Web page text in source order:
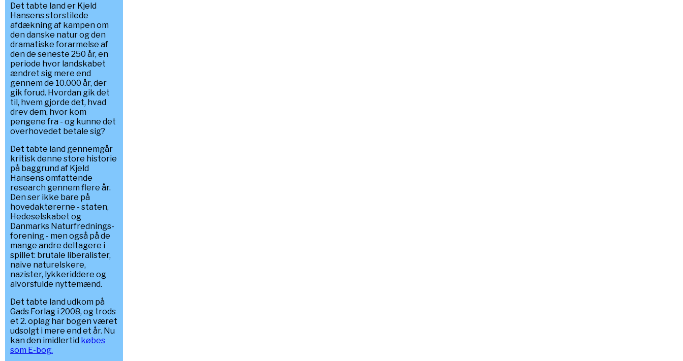
Det tabte land er Kjeld
Hansens storstilede
afdækning af kampen om
den danske natur og den
dramatiske forarmelse af
den de seneste 250 år, en
periode hvor landskabet
ændret sig mere end
gennem de 10.000 år, der
gik forud. Hvordan gik det
til, hvem gjorde det, hvad
drev dem, hvor kom
pengene fra - og kunne det
overhovedet betale sig?
Det tabte land gennemgår
kritisk denne store historie
på baggrund af Kjeld
Hansens omfattende
research gennem flere år.
Den ser ikke bare på
hovedaktørerne - staten,
Hedeselskabet og
Danmarks Naturfrednings-
forening - men også på de
mange andre deltagere i
spillet: brutale liberalister,
naive naturelskere,
nazister, lykkeriddere og
alvorsfulde nyttemænd.
Det tabte land udkom på
Gads Forlag i 2008, og trods
et 2. oplag har bogen været
udsolgt i mere end et år. Nu
kan den imidlertid købes
som E-bog.